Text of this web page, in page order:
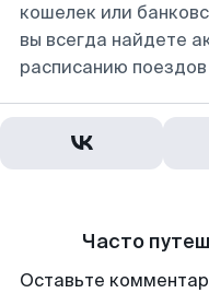
кошелек или
вы всегда найдете
расписанию
Часто
Оставьте